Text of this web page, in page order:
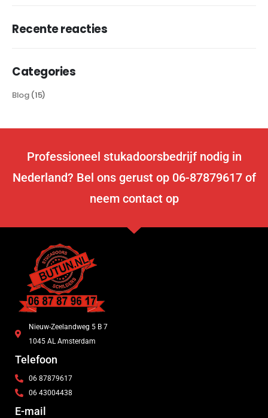
Recente reacties
Categories
Blog(15)
Professioneel stukadoorsbedrijf nodig in
Nederland? Bel ons gerust op 06-87879617 of
neem contact op
Nieuw-Zeelandweg 5 B 7
1045 AL Amsterdam
Telefoon
06 87879617
06 43004438
E-mail